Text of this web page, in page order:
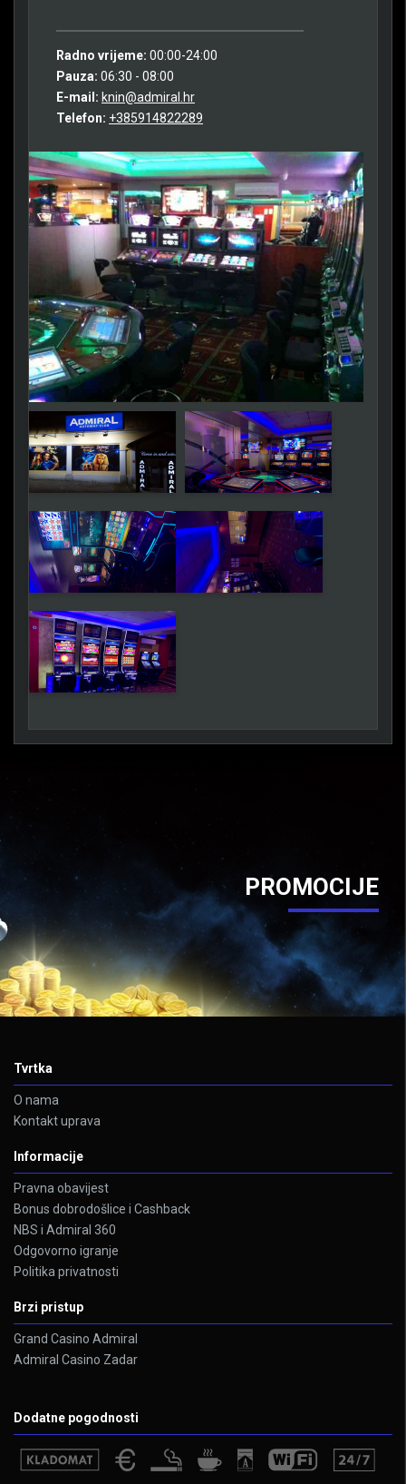
Radno vrijeme: 00:00-24:00
Pauza: 06:30 - 08:00
E-mail: knin@admiral.hr
Telefon: +385914822289
PROMOCIJE
Tvrtka
O nama
Kontakt uprava
Informacije
Pravna obavijest
Bonus dobrodošlice i Cashback
NBS i Admiral 360
Odgovorno igranje
Politika privatnosti
Brzi pristup
Grand Casino Admiral
Admiral Casino Zadar
Dodatne pogodnosti